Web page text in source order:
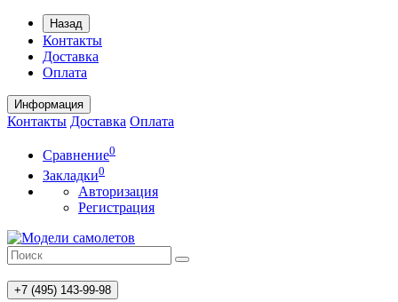
Назад
Контакты
Доставка
Оплата
Информация
Контакты Доставка Оплата
Сравнение0
Закладки0
Авторизация
Регистрация
+7 (495) 143-99-98